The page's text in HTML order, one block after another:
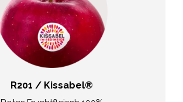
R201 / Kissabel®